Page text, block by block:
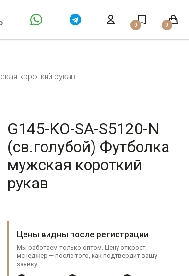
0 0
короткий рукав
G145-KO-SA-S5120-N
(св.голубой) Футболка
мужская короткий
рукав
Цены видны после регистрации
Мы работаем только оптом. Цену откроет
менеджер — после того, как подтвердит вашу
заявку.